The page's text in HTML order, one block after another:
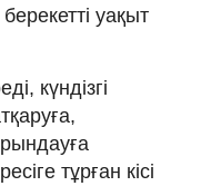
уақыт
күндізгі
тұрған кісі